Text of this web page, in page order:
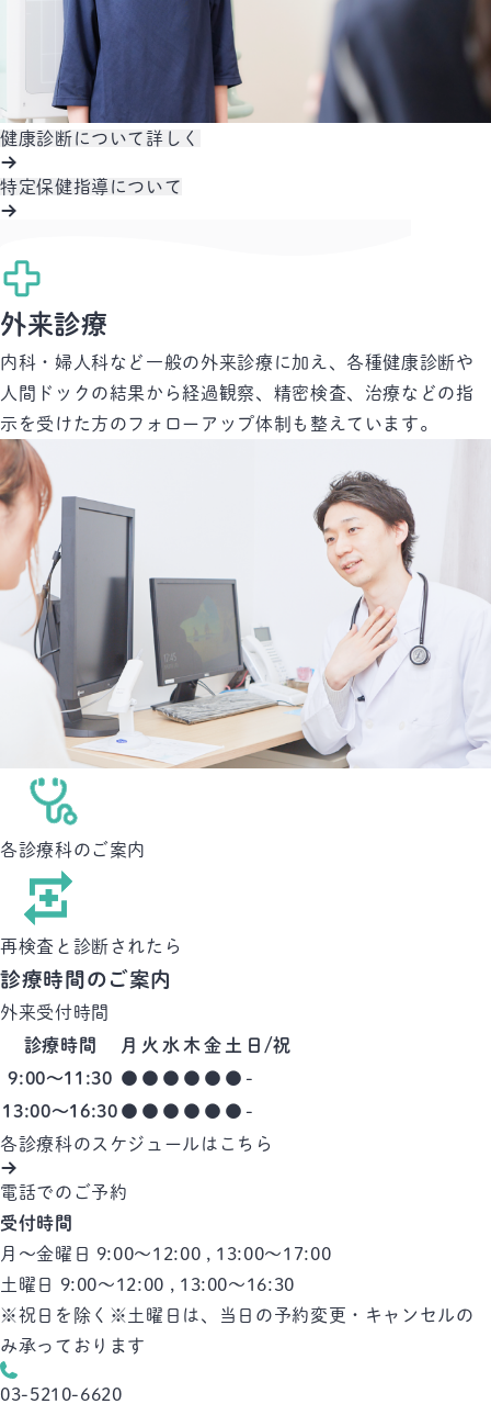
健康診断について詳しく
特定保健指導について
外来診療
内科・婦人科など一般の外来診療に加え、各種健康診断や
人間ドックの結果から経過観察、精密検査、治療などの指
示を受けた方のフォローアップ体制も整えています。
各診療科のご案内
再検査と 診断されたら
診療時間のご案内
外来受付時間
診療時間 月 火 水 木 金 土 日/祝
9:00〜11:30 ● ● ● ● ● ● -
13:00〜16:30 ● ● ● ● ● ● -
各診療科のスケジュールはこちら
電話でのご予約
受付時間
月～金曜日 9:00～12:00 , 13:00～17:00
土曜日 9:00～12:00 , 13:00～16:30
※祝日を除く ※土曜日は、当日の予約変更・キャンセルの
み承っております
03-5210-6620